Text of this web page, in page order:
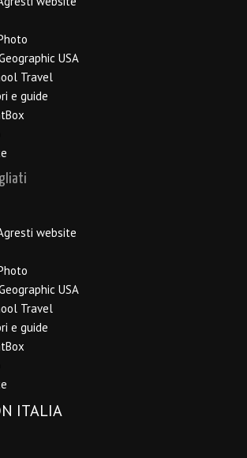
USA
Travel
e guide
website
USA
Travel
e guide
ITALIA